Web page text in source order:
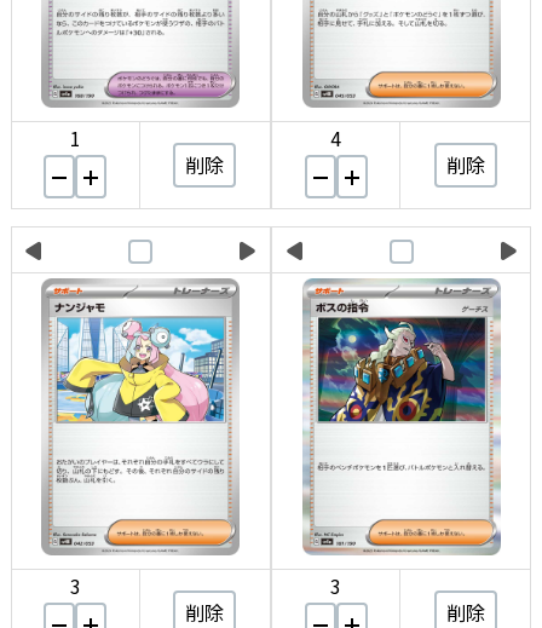
1
削除
4
削除
3
削除
3
削除